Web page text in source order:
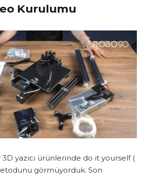
Kurulumu
yazıcı ürünlerinde do it yourself (
görmüyorduk. Son